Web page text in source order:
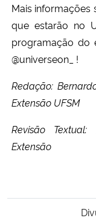
Mais informações
que estarão no
programação do
@universeon_ !
Redação:
Extensão UFSM
Revisão
Extensão